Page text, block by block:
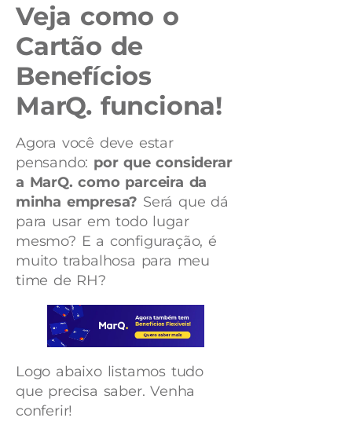
Veja como o
Cartão de
Benefícios
MarQ. funciona!
Agora você deve estar
pensando: por que considerar
a MarQ. como parceira da
minha empresa? Será que dá
para usar em todo lugar
mesmo? E a configuração, é
muito trabalhosa para meu
time de RH?
Logo abaixo listamos tudo
que precisa saber. Venha
conferir!